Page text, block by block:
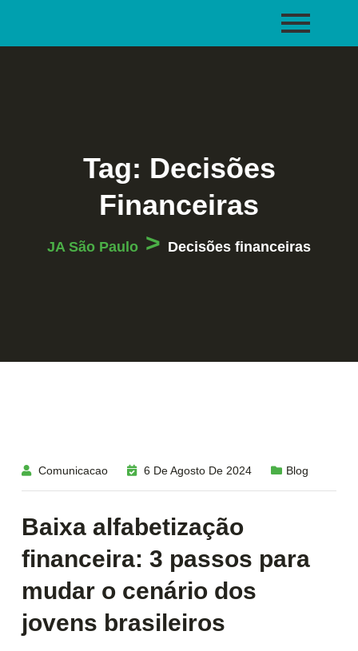
Tag: Decisões
Financeiras
JA São Paulo > Decisões financeiras
Comunicacao 6 De Agosto De 2024 Blog
Baixa alfabetização
financeira: 3 passos para
mudar o cenário dos
jovens brasileiros